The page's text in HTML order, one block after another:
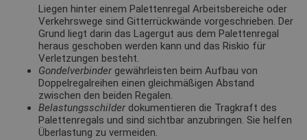
Liegen hinter einem Palettenregal Arbeitsbereiche oder
Verkehrswege sind Gitterrückwände vorgeschrieben. Der
Grund liegt darin das Lagergut aus dem Palettenregal
heraus geschoben werden kann und das Riskio für
Verletzungen besteht.
Gondelverbinder gewährleisten beim Aufbau von
Doppelregalreihen einen gleichmäßigen Abstand
zwischen den beiden Regalen.
Belastungsschilder dokumentieren die Tragkraft des
Palettenregals und sind sichtbar anzubringen. Sie helfen
Überlastung zu vermeiden.